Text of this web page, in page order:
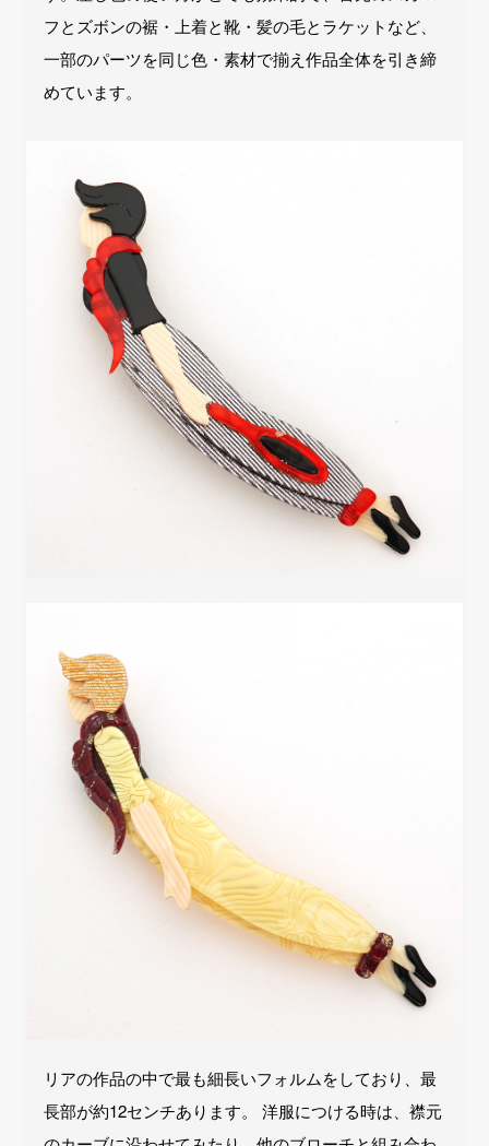
フとズボンの裾・上着と靴・髪の毛とラケットなど、
一部のパーツを同じ色・素材で揃え作品全体を引き締
めています。
リアの作品の中で最も細長いフォルムをしており、最
長部が約12センチあります。 洋服につける時は、襟元